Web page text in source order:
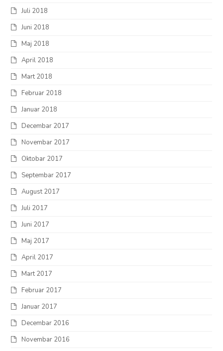
Juli 2018
Juni 2018
Maj 2018
April 2018
Mart 2018
Februar 2018
Januar 2018
Decembar 2017
Novembar 2017
Oktobar 2017
Septembar 2017
August 2017
Juli 2017
Juni 2017
Maj 2017
April 2017
Mart 2017
Februar 2017
Januar 2017
Decembar 2016
Novembar 2016